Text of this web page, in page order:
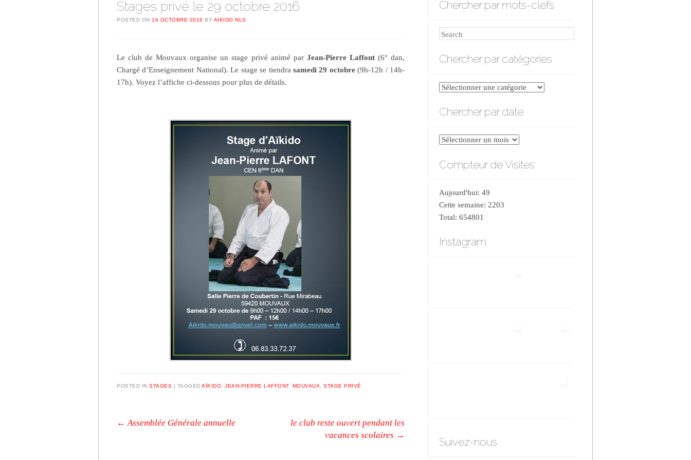
Stages privé le 29 octobre 2016
POSTED ON 16 OCTOBRE 2016 BY AIKIDO NLS
Le club de Mouvaux organise un stage privé animé par Jean-Pierre Laffont(6° dan,
Chargé d’Enseignement National). Le stage se tiendra samedi 29 octobre(9h-12h / 14h-
17h). Voyez l’affiche ci-dessous pour plus de détails.
POSTED IN STAGES | TAGGED AÏKIDO JEAN-PIERRE LAFFONT, MOUVAUX STAGE PRIVÉ
Post navigation
← Assemblée Générale annuelle
le club reste ouvert pendant les
vacances scolaires →
Chercher par mots-clefs
Search
Chercher par catégories
Chercher
catégories
Chercher par date
Chercher
date
Compteur de Visites
Aujourd'hui: 49
Cette semaine: 2203
Total: 654801
Instagram
Suivez-nous